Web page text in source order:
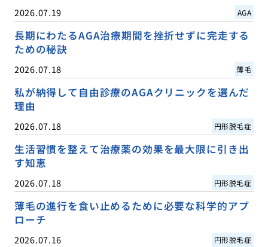
2026.07.19 AGA
長期にわたるAGA治療期間を挫折せずに完走する
ための秘訣
2026.07.18 薄毛
私が納得して自由診療のAGAクリニックを選んだ
理由
2026.07.18 円形脱毛症
生活習慣を整えて治療薬の効果を最大限に引き出
す知恵
2026.07.18 円形脱毛症
薄毛の進行を食い止めるために必要な科学的アプ
ローチ
2026.07.16 円形脱毛症